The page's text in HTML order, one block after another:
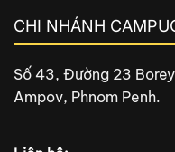
CHI NHÁNH
Số 43, Đường 23
Ampov, Phnom Penh.